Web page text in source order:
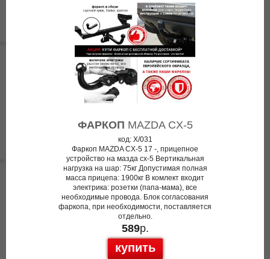
ФАРКОП MAZDA CX-5
код: X/031
Фаркоп MAZDA CX-5 17 -, прицепное
устройство на мазда cx-5 Вертикальная
нагрузка на шар: 75кг Допустимая полная
масса прицепа: 1900кг В комлект входит
электрика: розетки (папа-мама), все
необходимые провода. Блок согласования
фаркопа, при необходимости, поставляется
отдельно.
589р.
купить